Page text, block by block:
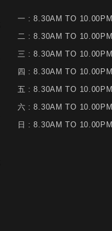
一 : 8.30AM TO 10.00PM
二 : 8.30AM TO 10.00PM
三 : 8.30AM TO 10.00PM
四 : 8.30AM TO 10.00PM
五 : 8.30AM TO 10.00PM
六 : 8.30AM TO 10.00PM
日 : 8.30AM TO 10.00PM